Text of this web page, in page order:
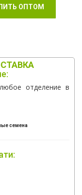
ОПТОМ
отделение в
семена